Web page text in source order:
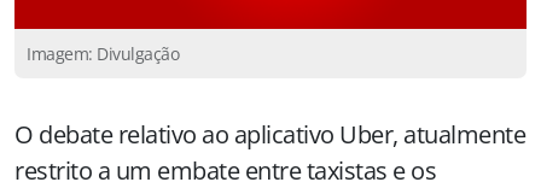
Imagem: Divulgação
O debate relativo ao aplicativo Uber, atualmente
restrito a um embate entre taxistas e os